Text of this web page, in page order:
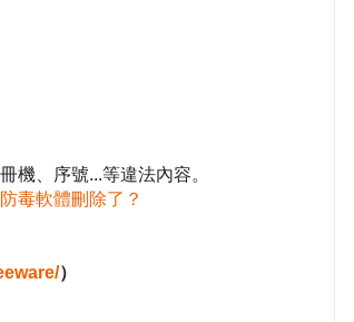
機、序號...等違法內容。
毒軟體刪除了？
）